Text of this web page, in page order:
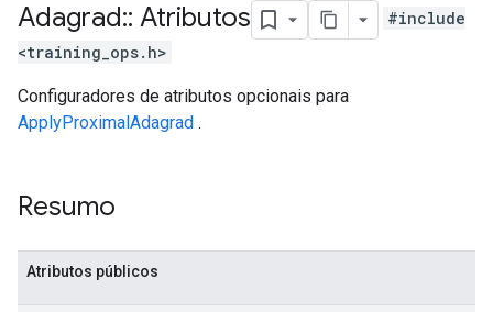
Adagrad:: Atributos
#include
<training_ops.h>
Configuradores de atributos opcionais para
ApplyProximalAdagrad .
Resumo
Atributos públicos